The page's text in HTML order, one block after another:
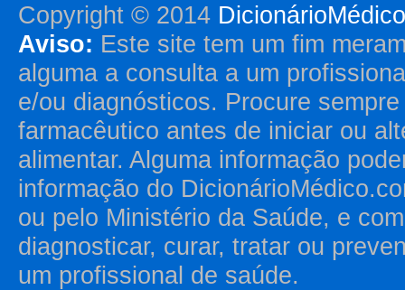
Copyright © 2014
Aviso: Este site tem um fim
alguma a consulta a um
e/ou diagnósticos. Procure
farmacêutico antes de iniciar ou
alimentar. Alguma informação
informação do
ou pelo Ministério da Saúde, e
diagnosticar, curar, tratar ou
um profissional de saúde.